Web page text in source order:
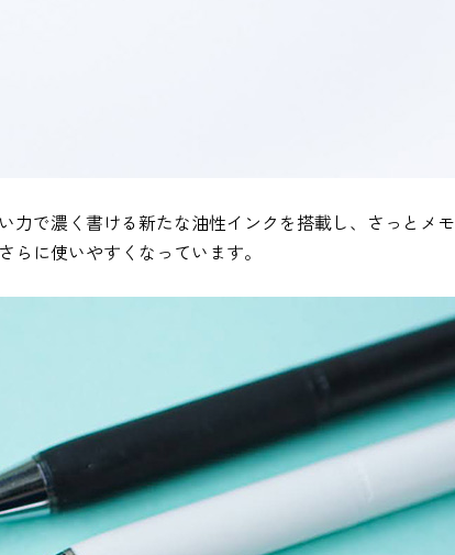
力で濃く書ける新たな油性インクを搭載し、さっとメモ
に使いやすくなっています。